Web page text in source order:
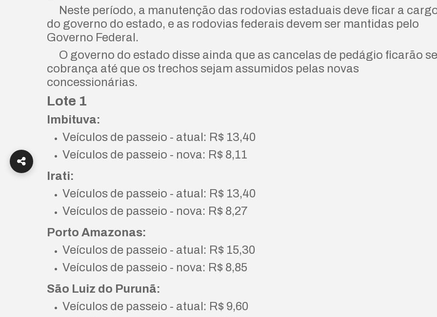
Neste período, a manutenção das rodovias estaduais deve ficar a
do governo do estado, e as rodovias federais devem ser mantidas pelo
Governo Federal.
O governo do estado disse ainda que as cancelas de pedágio ficarão
cobrança até que os trechos sejam assumidos pelas novas
concessionárias.
Lote 1
Imbituva:
Veículos de passeio - atual: R$ 13,40
Veículos de passeio - nova: R$ 8,11
Irati:
Veículos de passeio - atual: R$ 13,40
Veículos de passeio - nova: R$ 8,27
Porto Amazonas:
Veículos de passeio - atual: R$ 15,30
Veículos de passeio - nova: R$ 8,85
São Luiz do Purunã:
Veículos de passeio - atual: R$ 9,60